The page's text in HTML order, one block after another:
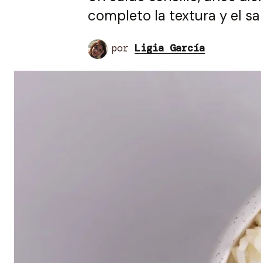
completo la textura y el
por Ligia García